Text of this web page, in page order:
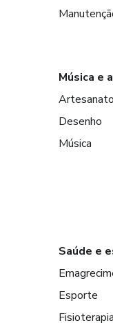
Música e
Artesanato
Desenho
Música
Saúde e
Esporte
Fisioterapia